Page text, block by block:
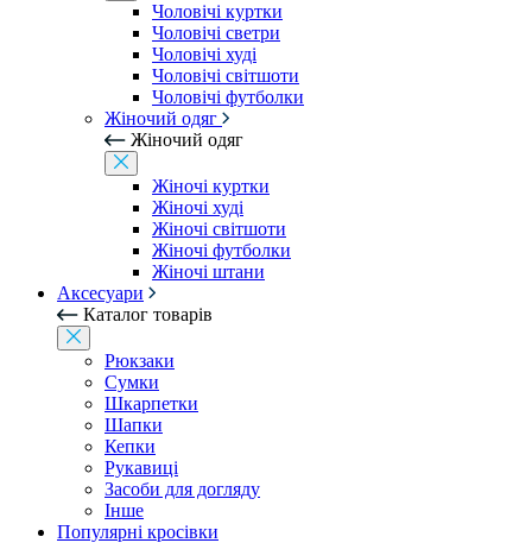
Чоловічі куртки
Чоловічі светри
Чоловічі худі
Чоловічі світшоти
Чоловічі футболки
Жіночий одяг
Жіночий одяг
Жіночі куртки
Жіночі худі
Жіночі світшоти
Жіночі футболки
Жіночі штани
Аксесуари
Каталог товарів
Рюкзаки
Сумки
Шкарпетки
Шапки
Кепки
Рукавиці
Засоби для догляду
Інше
Популярні кросівки